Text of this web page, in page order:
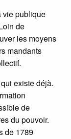
vie publique
de
les moyens
mandants
existe déjà.
de
du pouvoir.
de 1789